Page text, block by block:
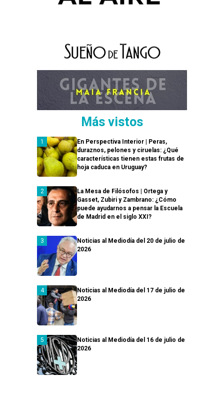
Más vistos
En Perspectiva Interior | Peras,
duraznos, pelones y ciruelas: ¿Qué
características tienen estas frutas de
hoja caduca en Uruguay?
La Mesa de Filósofos | Ortega y
Gasset, Zubiri y Zambrano: ¿Cómo
puede ayudarnos a pensar la Escuela
de Madrid en el siglo XXI?
Noticias al Mediodía del 20 de julio de
2026
Noticias al Mediodía del 17 de julio de
2026
Noticias al Mediodía del 16 de julio de
2026